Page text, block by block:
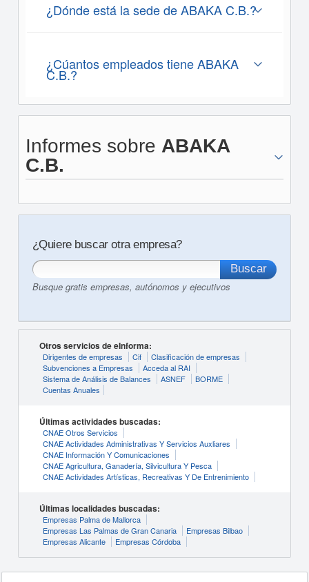
¿Dónde está la sede de ABAKA C.B.?
¿Cúantos empleados tiene ABAKA
C.B.?
Informes sobre ABAKA
C.B.
¿Quiere buscar otra empresa?
Busque gratis empresas, autónomos y ejecutivos
Otros servicios de eInforma:
Dirigentes de empresas Cif
Clasificación de empresas
Subvenciones a Empresas
Acceda al RAI
Sistema de Análisis de Balances
ASNEF
BORME
Cuentas Anuales
Últimas actividades buscadas:
CNAE Otros Servicios
CNAE Actividades Administrativas Y Servicios Auxliares
CNAE Información Y Comunicaciones
CNAE Agricultura, Ganadería, Silvicultura Y Pesca
CNAE Actividades Artísticas, Recreativas Y De Entrenimiento
Últimas localidades buscadas:
Empresas Palma de Mallorca
Empresas Las Palmas de Gran Canaria
Empresas Bilbao
Empresas Alicante
Empresas Córdoba